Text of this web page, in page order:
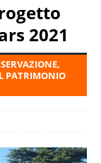
2021
PATRIMONIO